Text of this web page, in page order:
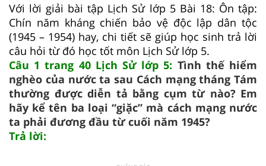
Với lời giải bài tập Lịch Sử lớp 5 Bài 18: Ôn tập:
Chín năm kháng chiến bảo vệ độc lập dân tộc
(1945 – 1954) hay, chi tiết sẽ giúp học sinh trả lời
câu hỏi từ đó học tốt môn Lịch Sử lớp 5.
Câu 1 trang 40 Lịch Sử lớp 5: Tình thế hiểm
nghèo của nước ta sau Cách mạng tháng Tám
thường được diễn tả bằng cụm từ nào? Em
hãy kể tên ba loại “giặc” mà cách mạng nước
ta phải đương đầu từ cuối năm 1945?
Trả lời: